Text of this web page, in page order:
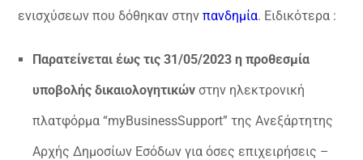
ενισχύσεων που δόθηκαν στηνπανδημία. Ειδικότερα :
Παρατείνεται έως τις 31/05/2023 η προθεσμία
υποβολής δικαιολογητικών στην ηλεκτρονική
πλατφόρμα “myBusinessSupport” της Ανεξάρτητης
Αρχής Δημοσίων Εσόδων για όσες επιχειρήσεις –